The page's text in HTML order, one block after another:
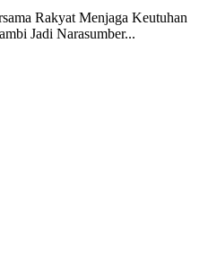
Rakyat Menjaga Keutuhan
Jadi Narasumber...